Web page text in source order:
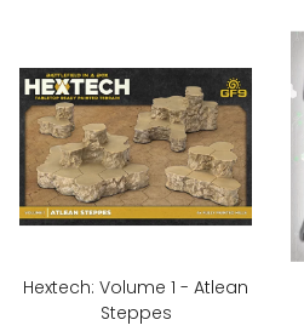
Hextech: Volume 1 - Atlean
Steppes